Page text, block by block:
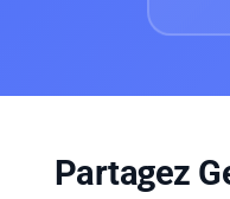
Partagez